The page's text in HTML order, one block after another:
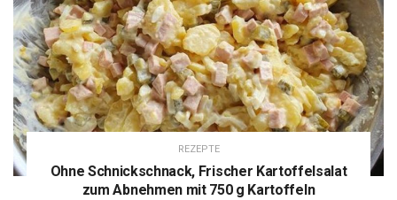
REZEPTE
Ohne Schnickschnack, Frischer Kartoffelsalat
zum Abnehmen mit 750 g Kartoffeln